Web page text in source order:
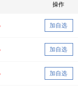
操作
加自选
加自选
加自选